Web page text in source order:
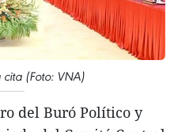
(Foto: VNA)
del Buró Político y